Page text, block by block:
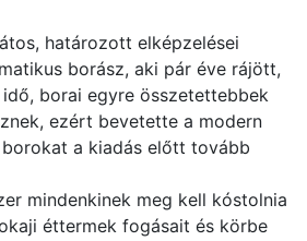
határozott elképzelései
borász, aki pár éve rájött,
borai egyre összetettebbek
ezért bevetette a modern
a kiadás előtt tovább
mindenkinek meg kell kóstolnia
éttermek fogásait és körbe